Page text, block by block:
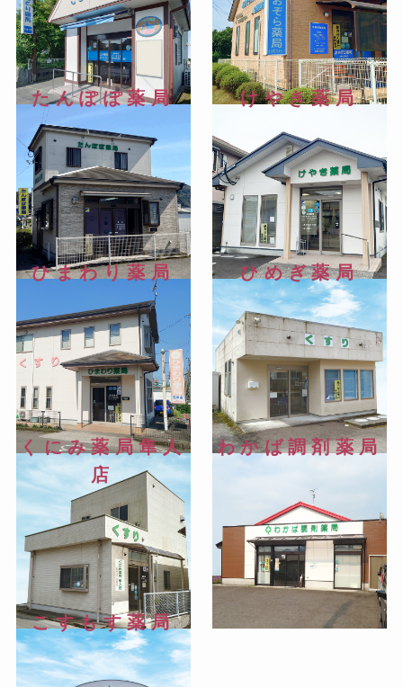
たんぽぽ薬局 けやき薬局
ひまわり薬局 ひめぎ薬局
くにみ薬局隼人
店
わかば調剤薬局
こすもす薬局